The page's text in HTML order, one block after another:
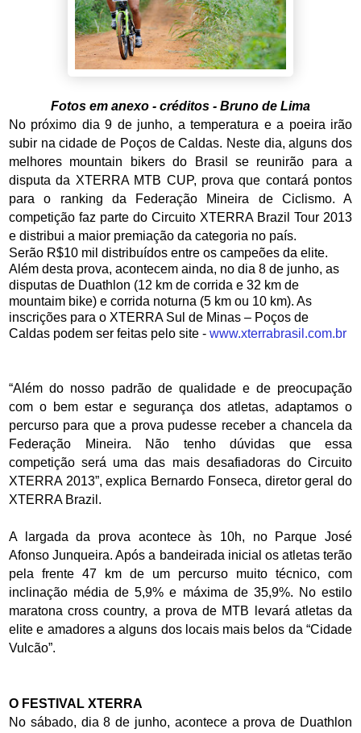
Fotos em anexo - créditos - Bruno de Lima
No próximo dia 9 de junho, a temperatura e a poeira irão
subir na cidade de Poços de Caldas. Neste dia, alguns dos
melhores mountain bikers do Brasil se reunirão para a
disputa da XTERRA MTB CUP, prova que contará pontos
para o ranking da Federação Mineira de Ciclismo. A
competição faz parte do Circuito XTERRA Brazil Tour 2013
e distribui a maior premiação da categoria no país.
Serão R$10 mil distribuídos entre os campeões da elite.
Além desta prova, acontecem ainda, no dia 8 de junho, as
disputas de Duathlon (12 km de corrida e 32 km de
mountaim bike) e corrida noturna (5 km ou 10 km). As
inscrições para o XTERRA Sul de Minas – Poços de
Caldas podem ser feitas pelo site - www.xterrabrasil.com.br
“Além do nosso padrão de qualidade e de preocupação
com o bem estar e segurança dos atletas, adaptamos o
percurso para que a prova pudesse receber a chancela da
Federação Mineira. Não tenho dúvidas que essa
competição será uma das mais desafiadoras do Circuito
XTERRA 2013”, explica Bernardo Fonseca, diretor geral do
XTERRA Brazil.
A largada da prova acontece às 10h, no Parque José
Afonso Junqueira. Após a bandeirada inicial os atletas terão
pela frente 47 km de um percurso muito técnico, com
inclinação média de 5,9% e máxima de 35,9%. No estilo
maratona cross country, a prova de MTB levará atletas da
elite e amadores a alguns dos locais mais belos da “Cidade
Vulcão”.
O FESTIVAL XTERRA
No sábado, dia 8 de junho, acontece a prova de Duathlon